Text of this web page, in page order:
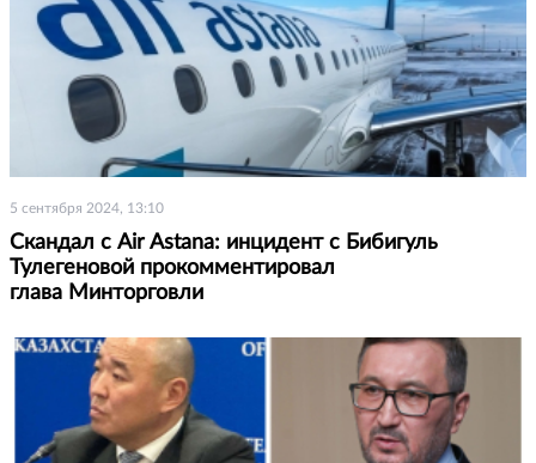
5 сентября 2024, 13:10
Скандал с Air Astana: инцидент с Бибигуль
Тулегеновой прокомментировал
глава Минторговли